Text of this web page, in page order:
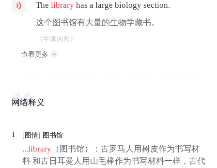
Thelibrary has a large biology section.
这个图书馆有大量的生物学藏书。
《牛津词典》
查看更多
网络释义
1 [图情] 图书馆
...library（图书馆）：古罗马人用树皮作为书写材
料 和古日耳曼人用山毛榉作为书写材料一样，古代